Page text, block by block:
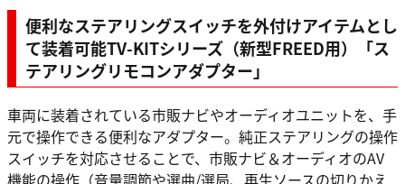
便利なステアリングスイッチを外付けアイテムとし
て装着可能TV-KITシリーズ（新型FREED用）「ス
テアリングリモコンアダプター」
車両に装着されている市販ナビやオーディオユニットを、手
元で操作できる便利なアダプター。純正ステアリングの操作
スイッチを対応させることで、市販ナビ＆オーディオのAV
機能の操作（音量調節や選曲/選局、再生ソースの切りかえ